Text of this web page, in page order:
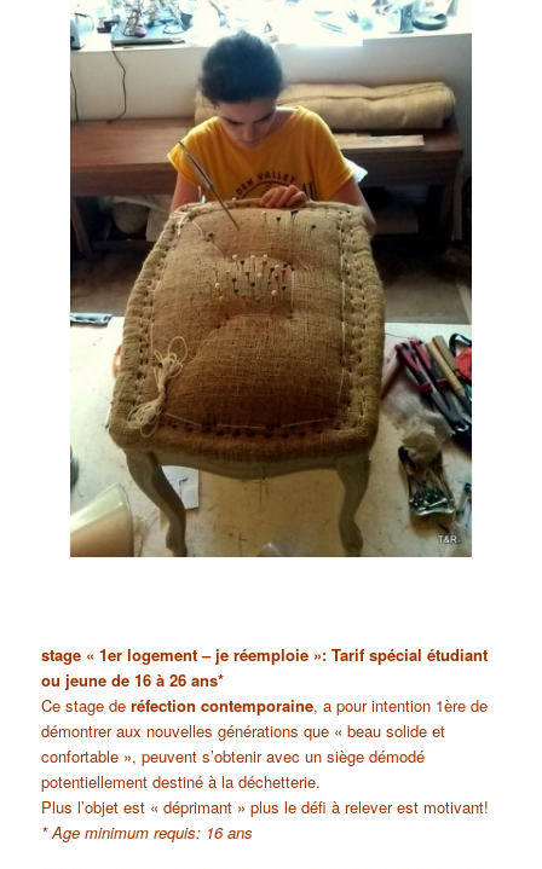
stage « 1er logement – je réemploie »: Tarif spécial étudiant
ou jeune de 16 à 26 ans*
Ce stage deréfection contemporaine, a pour intention 1ère de
démontrer aux nouvelles générations que « beau solide et
confortable », peuvent s’obtenir avec un siège démodé
potentiellement destiné à la déchetterie.
Plus l’objet est « déprimant » plus le défi à relever est motivant!
* Age minimum requis: 16 ans